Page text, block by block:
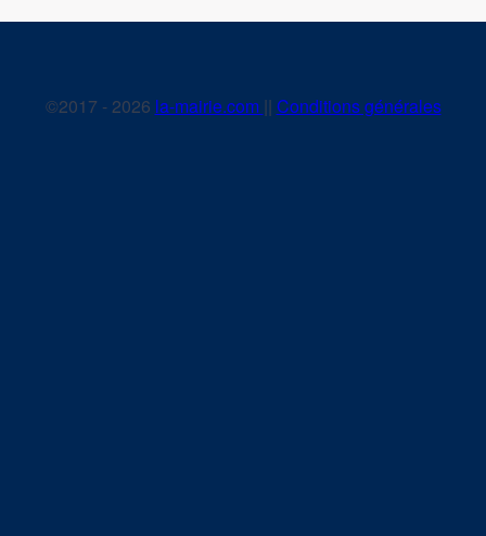
©2017 - 2026 la-mairie.com || Conditions générales